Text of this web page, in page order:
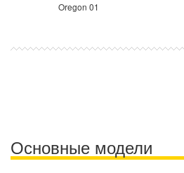
Oregon 01
Основные модели